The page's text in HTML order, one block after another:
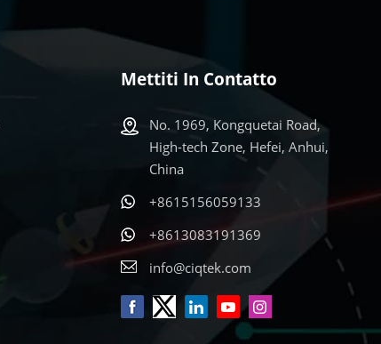
Mettiti In Contatto
No. 1969, Kongquetai Road,
High-tech Zone, Hefei, Anhui,
China
+8615156059133
+8613083191369
info@ciqtek.com